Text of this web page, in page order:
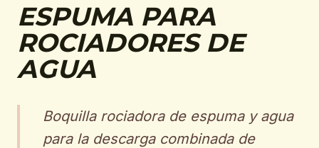
ESPUMA PARA
ROCIADORES DE
AGUA
Boquilla rociadora de espuma y agua
para la descarga combinada de